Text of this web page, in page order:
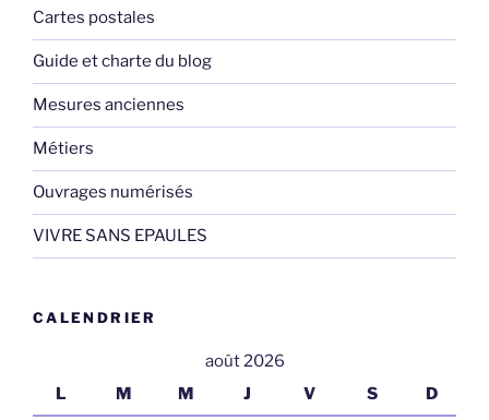
Cartes postales
Guide et charte du blog
Mesures anciennes
Métiers
Ouvrages numérisés
VIVRE SANS EPAULES
CALENDRIER
août 2026
L
M M J V S D